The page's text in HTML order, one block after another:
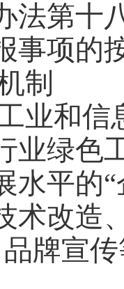
法第十
事项的
制
业和
业绿色
水平的
术改造
牌宣